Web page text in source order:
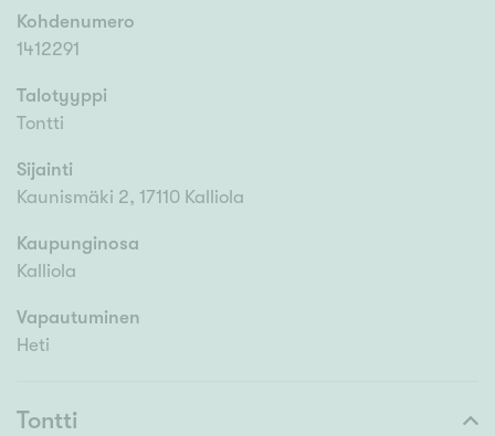
Kohdenumero
1412291
Talotyyppi
Tontti
Sijainti
Kaunismäki 2, 17110 Kalliola
Kaupunginosa
Kalliola
Vapautuminen
Heti
Tontti